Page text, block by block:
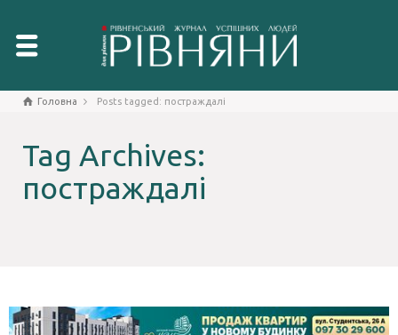
Головна Posts tagged: постраждалі
Tag Archives:
постраждалі